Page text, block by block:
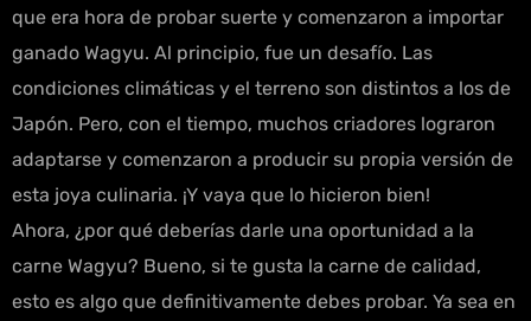
que era hora de probar suerte y comenzaron a importar
ganado Wagyu. Al principio, fue un desafío. Las
condiciones climáticas y el terreno son distintos a los de
Japón. Pero, con el tiempo, muchos criadores lograron
adaptarse y comenzaron a producir su propia versión de
esta joya culinaria. ¡Y vaya que lo hicieron bien!
Ahora, ¿por qué deberías darle una oportunidad a la
carne Wagyu? Bueno, si te gusta la carne de calidad,
esto es algo que definitivamente debes probar. Ya sea en